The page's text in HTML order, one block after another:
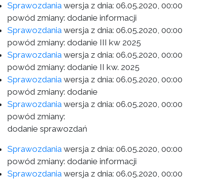
Sprawozdania wersja z dnia: 06.05.2020, 00:00
powód zmiany: dodanie informacji
Sprawozdania wersja z dnia: 06.05.2020, 00:00
powód zmiany: dodanie III kw 2025
Sprawozdania wersja z dnia: 06.05.2020, 00:00
powód zmiany: dodanie II kw. 2025
Sprawozdania wersja z dnia: 06.05.2020, 00:00
powód zmiany: dodanie
Sprawozdania wersja z dnia: 06.05.2020, 00:00
powód zmiany:
dodanie sprawozdań
Sprawozdania wersja z dnia: 06.05.2020, 00:00
powód zmiany: dodanie informacji
Sprawozdania wersja z dnia: 06.05.2020, 00:00